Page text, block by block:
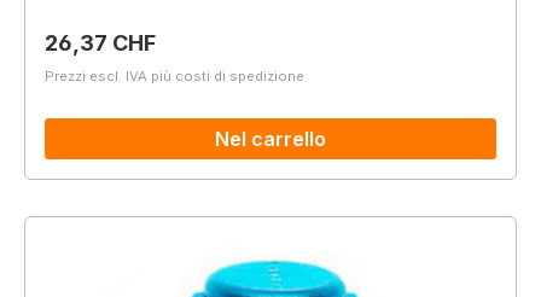
Prezzo normale:
26,37 CHF
Prezzi escl. IVA più costi di spedizione
Nel carrello